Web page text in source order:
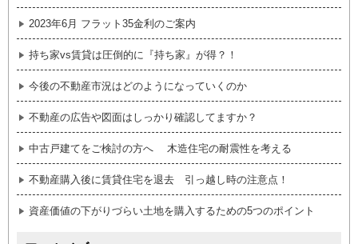
2023年6月 フラット35金利のご案内
持ち家vs賃貸は圧倒的に『持ち家』が得？！
今後の不動産市況はどのようになっていくのか
不動産の広告や図面はしっかり確認してますか？
中古戸建てをご検討の方へ 木造住宅の耐震性を考える
不動産購入後に賃貸住宅を退去 引っ越し時の注意点！
資産価値の下がりづらい土地を購入するための5つのポイント